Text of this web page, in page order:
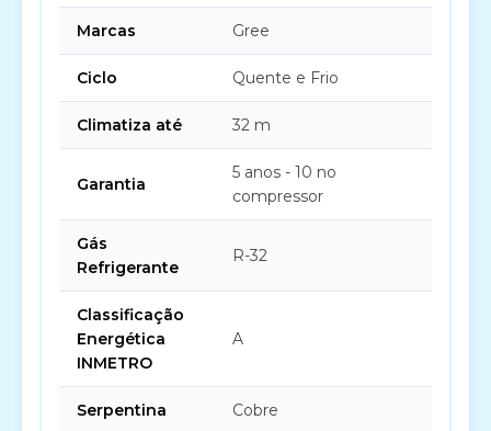
Marcas Gree
Ciclo Quente e Frio
Climatiza até 32 m
Garantia
5 anos - 10 no
compressor
Gás
Refrigerante
R-32
Classificação
Energética
INMETRO
A
Serpentina Cobre